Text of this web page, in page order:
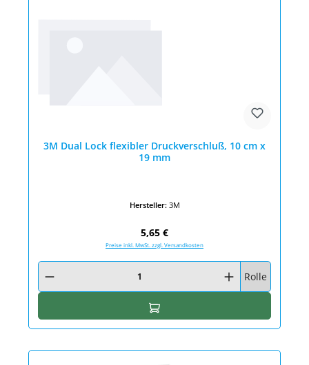
3M Dual Lock flexibler Druckverschluß, 10 cm x
19 mm
Hersteller: 3M
Regulärer Preis:
5,65 €
Preise inkl. MwSt. zzgl. Versandkosten
Produkt Anzahl: Gib den gewünschten Wert ein oder benutze die
Rolle
In den Warenkorb